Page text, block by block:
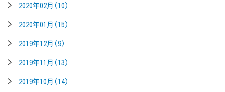
2020年02月(10)
2020年01月(15)
2019年12月(9)
2019年11月(13)
2019年10月(14)